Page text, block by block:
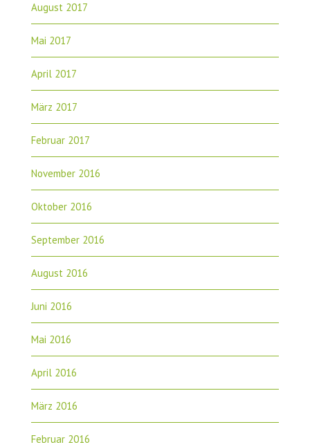
August 2017
Mai 2017
April 2017
März 2017
Februar 2017
November 2016
Oktober 2016
September 2016
August 2016
Juni 2016
Mai 2016
April 2016
März 2016
Februar 2016